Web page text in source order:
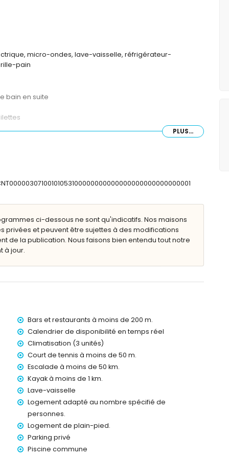
micro-ondes, lave-vaisselle, réfrigérateur-
pain
bain en suite
de l'appartement)
de 1000 mètres de l'appartement)
2 kilomètres de l'appartement)
enfants
de l'appartement
PLUS...
ci-dessous ne sont qu'indicatifs. Nos maisons
privées et peuvent être sujettes à des modifications
de la publication. Nous faisons bien entendu tout notre
à jour.
Bars et restaurants à moins de 200 m.
Calendrier de disponibilité en temps réel
Climatisation (3 unités)
Court de tennis à moins de 50 m.
Escalade à moins de 50 km.
Kayak à moins de 1 km.
Lave-vaisselle
Logement adapté au nombre spécifié de
personnes.
Logement de plain-pied.
Parking privé
Piscine commune